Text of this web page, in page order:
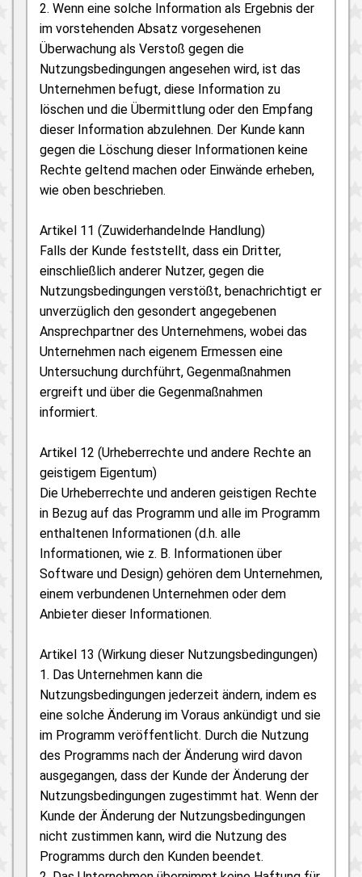
2. Wenn eine solche Information als Ergebnis der
im vorstehenden Absatz vorgesehenen
Überwachung als Verstoß gegen die
Nutzungsbedingungen angesehen wird, ist das
Unternehmen befugt, diese Information zu
löschen und die Übermittlung oder den Empfang
dieser Information abzulehnen. Der Kunde kann
gegen die Löschung dieser Informationen keine
Rechte geltend machen oder Einwände erheben,
wie oben beschrieben.
Artikel 11 (Zuwiderhandelnde Handlung)
Falls der Kunde feststellt, dass ein Dritter,
einschließlich anderer Nutzer, gegen die
Nutzungsbedingungen verstößt, benachrichtigt er
unverzüglich den gesondert angegebenen
Ansprechpartner des Unternehmens, wobei das
Unternehmen nach eigenem Ermessen eine
Untersuchung durchführt, Gegenmaßnahmen
ergreift und über die Gegenmaßnahmen
informiert.
Artikel 12 (Urheberrechte und andere Rechte an
geistigem Eigentum)
Die Urheberrechte und anderen geistigen Rechte
in Bezug auf das Programm und alle im Programm
enthaltenen Informationen (d.h. alle
Informationen, wie z. B. Informationen über
Software und Design) gehören dem Unternehmen,
einem verbundenen Unternehmen oder dem
Anbieter dieser Informationen.
Artikel 13 (Wirkung dieser Nutzungsbedingungen)
1. Das Unternehmen kann die
Nutzungsbedingungen jederzeit ändern, indem es
eine solche Änderung im Voraus ankündigt und sie
im Programm veröffentlicht. Durch die Nutzung
des Programms nach der Änderung wird davon
ausgegangen, dass der Kunde der Änderung der
Nutzungsbedingungen zugestimmt hat. Wenn der
Kunde der Änderung der Nutzungsbedingungen
nicht zustimmen kann, wird die Nutzung des
Programms durch den Kunden beendet.